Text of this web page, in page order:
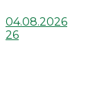
04.08.2026
26